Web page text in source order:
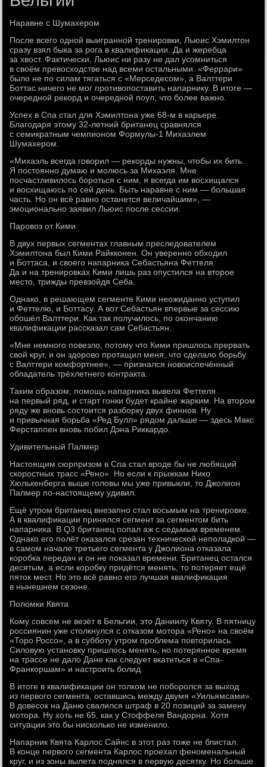
Наравне с Шумахером
После всего одной выигранной тренировки, Льюис Хэмилтон
сразу взял быка за рога в квалификации. Да и жеребца
за хвост. Фактически, Льюис ни разу не дал усомниться
в своём превосходстве над всеми остальными. «Феррари»
было не по силам тягаться с «Мерседесом», а Валттери
Боттас ничего не мог противопоставить напарнику. В итоге —
очередной рекорд и очередной поул, что более важно.
Успех в Спа стал для Хэмилтона уже 68-м в карьере.
Благодаря этому 32-летний британец сравнялся
с семикратным чемпионом Формулы-1 Михаэлем
Шумахером.
«Михаэль всегда говорил — рекорды нужны, чтобы их бить.
Я постоянно думаю и молюсь за Михаэля. Мне
посчастливилось бороться с ним, я всегда им восхищался
и восхищаюсь по сей день. Быть наравне с ним — большая
часть. Но он всё равно останется величайшим», —
эмоционально заявил Льюис после сессии.
Паровоз от Кими
В двух первых сегментах главным преследователем
Хэмилтона был Кими Райкконен. Он уверенно обходил
и Боттаса, и своего напарника Себастьяна Феттеля.
Да и на тренировках Кими лишь раз опустился на второе
место, трижды превзойдя Себа.
Однако, в решающем сегменте Кими неожиданно уступил
и Феттелю, и Боттасу. А вот Себастьян впервые за сессию
обошёл Валттери. Как так получилось, по окончанию
квалификации рассказал сам Себастьян.
«Мне немного повезло, потому что Кими пришлось прервать
свой круг, и он здорово протащил меня, что сделало борьбу
с Валттери комфортнее», — признался новоиспечённый
обладатель трёхлетнего контракта.
Таким образом, помощь напарника вывела Феттеля
на первый ряд, и старт гонки будет крайне жарким. На втором
ряду же вновь состоится разборку двух финнов. Ну
и привычная борьба «Ред Булл» рядом дальше — здесь Макс
Ферстаппен вновь побил Дэна Риккардо.
Удивительный Палмер
Настоящим сюрпризом в Спа стал вроде бы не любящий
скоростных трасс «Рено». Но если к прыжкам Нико
Хюлькенберга выше головы мы уже привыкли, то Джолион
Палмер по-настоящему удивил.
Ещё утром британец внезапно стал восьмым на тренировке.
А в квалификации принялся сегмент за сегментом бить
напарника. В Q3 британец попал аж с седьмым временем.
Однако его полёт оказался срезан технической неполадкой —
в самом начале третьего сегмента у Джолиона отказала
коробка передач и он не показал времени. Британец остался
десятым, а если коробку придётся менять, то потеряет ещё
пяток мест. Но это всё равно его лучшая квалификация
в нынешнем сезоне.
Поломки Квята
Кому совсем не везёт в Бельгии, это Даниилу Квяту. В пятницу
россиянин уже столкнулся с отказом мотора «Рено» на своём
«Торо Россо», а в субботу утром проблема повторилась.
Силовую установку пришлось менять, но потерянное время
на трассе не дало Дане как следует вкатиться в «Спа-
Франкоршам» и настроить болид.
В итоге в квалификации он толком не поборолся за выход
из первого сегмента, оставшись между двумя «Уильямсами».
В довесок на Даню свалился штраф в 20 позиций за замену
мотора. Ну хоть не 65, как у Стоффеля Вандорна. Хотя
ситуации это бы нисколько не изменило.
Напарник Квята Карлос Сайнс в этот раз тоже не блистал.
В конце первого сегмента Карлос проехал феноменальный
круг, и из зоны вылета поднялся в первую десятку. Но больше